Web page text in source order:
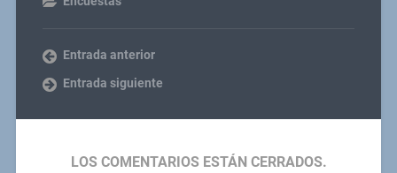
Entrada anterior
Entrada siguiente
LOS COMENTARIOS ESTÁN CERRADOS.